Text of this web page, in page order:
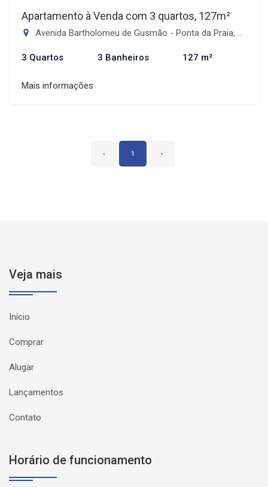
Apartamento à Venda com 3 quartos, 127m²
Avenida Bartholomeu de Gusmão - Ponta da Praia, Santos-SP
3 Quartos 3 Banheiros 127 m²
Mais informações
‹ 1 ›
Veja mais
Início
Comprar
Alugar
Lançamentos
Contato
Horário de funcionamento